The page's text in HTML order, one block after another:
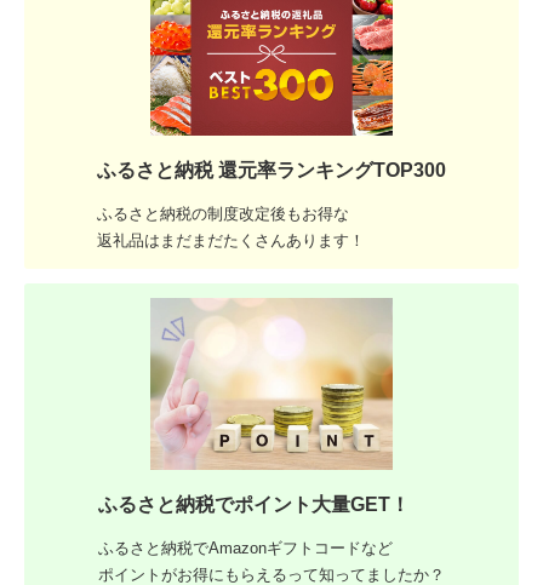
ふるさと納税 還元率ランキングTOP300
ふるさと納税の制度改定後もお得な
返礼品はまだまだたくさんあります！
ふるさと納税でポイント大量GET！
ふるさと納税でAmazonギフトコードなど
ポイントがお得にもらえるって知ってましたか？